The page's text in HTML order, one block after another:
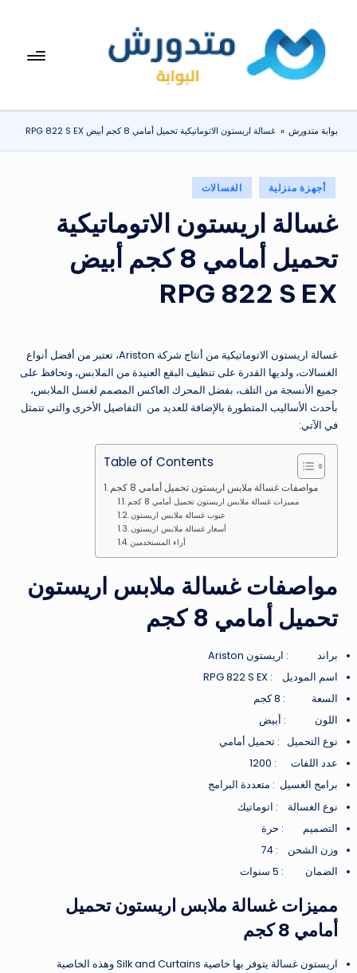
المحتوىبوا
مت
دو
ر
ش
تعرف
المنزلية
يومياً
بوابة متدورش » غسالة اريستون الاتوماتيكية تحميل أمامي 8 كجم أبيض RPG 822 S EX
نُشر
في
أجهزة منزلية الغسالات
غسالة اريستون الاتوماتيكية
تحميل أمامي 8 كجم أبيض
RPG 822 S EX
غسالة اريستون الاتوماتيكية من أنتاج شركة Ariston، تعتبر من أفضل أنواع
الغسالات، ولديها القدرة على تنظيف البقع العنيدة من الملابس، وتحافظ على
جميع الأنسجة من التلف، بفضل المحرك العاكس المصمم لغسل الملابس،
بأحدث الأساليب المتطورة بالإضافة للعديد من التفاصيل الأخرى والتي تتمثل
في الآتي:
Table of Contents
مميزات غسالة ملابس اريستون تحميل أمامي 8 كجم
أراء المستخدمين
مواصفات غسالة ملابس اريستون
تحميل أمامي 8 كجم
براند : اريستون Ariston
اسم الموديل : RPG 822 S EX
السعة : 8 كجم
اللون : أبيض
نوع التحميل : تحميل أمامي
عدد اللفات : 1200
برامج الغسيل : متعددة البرامج
نوع الغسالة : اتوماتيك
التصميم : حرة
وزن الشحن : 74
الضمان : 5 سنوات
مميزات غسالة ملابس اريستون تحميل
أمامي 8 كجم
اريستون غسالة يتوفر بها خاصية Silk and Curtains وهذه الخاصية